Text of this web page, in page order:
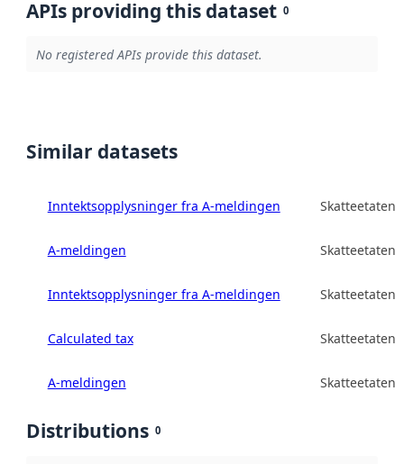
APIs providing this dataset 0
No registered APIs provide this dataset.
Similar datasets
Inntektsopplysninger fra A-meldingen Skatteetaten
A-meldingen Skatteetaten
Inntektsopplysninger fra A-meldingen Skatteetaten
Calculated tax Skatteetaten
A-meldingen Skatteetaten
Distributions 0